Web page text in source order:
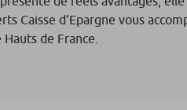
Caisse d’Epargne vous
Hauts de France.